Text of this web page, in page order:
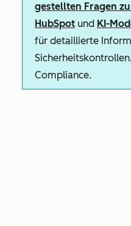
gestellten Fragen
HubSpot und KI-
für detaillierte
Compliance.